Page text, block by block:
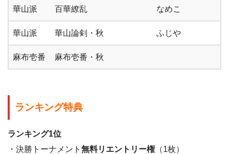
華山派 百華繚乱 なめこ
華山派 華山論剣・秋 ふじや
麻布壱番 麻布壱番・秋
ランキング特典
ランキング1位
・決勝トーナメント 無料リエントリー権（1枚）